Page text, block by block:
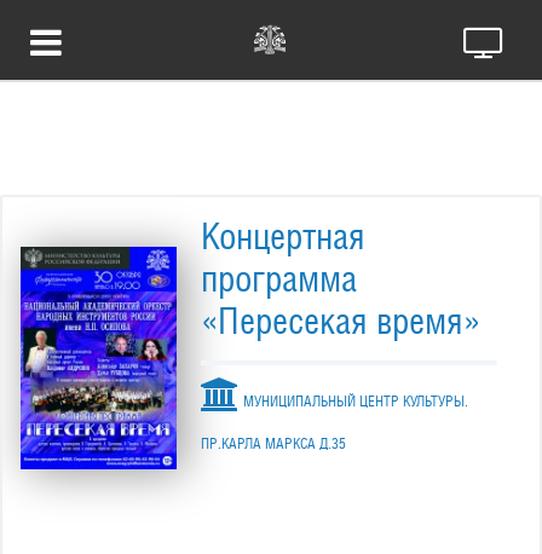
Концертная
программа
«Пересекая время»
МУНИЦИПАЛЬНЫЙ ЦЕНТР КУЛЬТУРЫ.
ПР.КАРЛА МАРКСА Д.35